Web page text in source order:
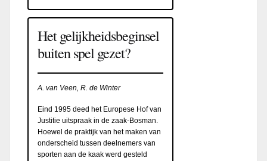
Het gelijkheidsbeginsel
buiten spel gezet?
A. van Veen, R. de Winter
Eind 1995 deed het Europese Hof van
Justitie uitspraak in de zaak-Bosman.
Hoewel de praktijk van het maken van
onderscheid tussen deelnemers van
sporten aan de kaak werd gesteld